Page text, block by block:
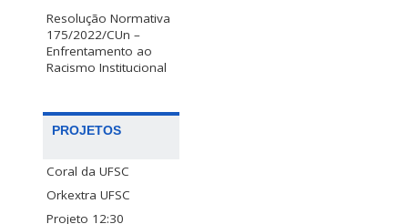
Resolução Normativa
175/2022/CUn –
Enfrentamento ao
Racismo Institucional
PROJETOS
Coral da UFSC
Orkextra UFSC
Projeto 12:30